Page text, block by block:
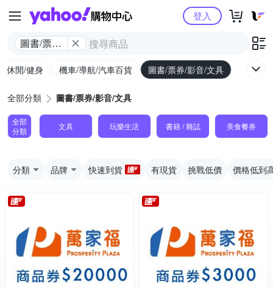
Yahoo購物中心
圖書/票券/
登入
/休閒/健身 機車/導航/汽車百貨 圖書/票券/影音/文具
全部分類 圖書/票券/影音/文具
全部
分類
文具 玩樂生活 書籍 / 雜誌 美食餐券
分類 品牌 快速到貨 有現貨 挑戰低價 價格低到